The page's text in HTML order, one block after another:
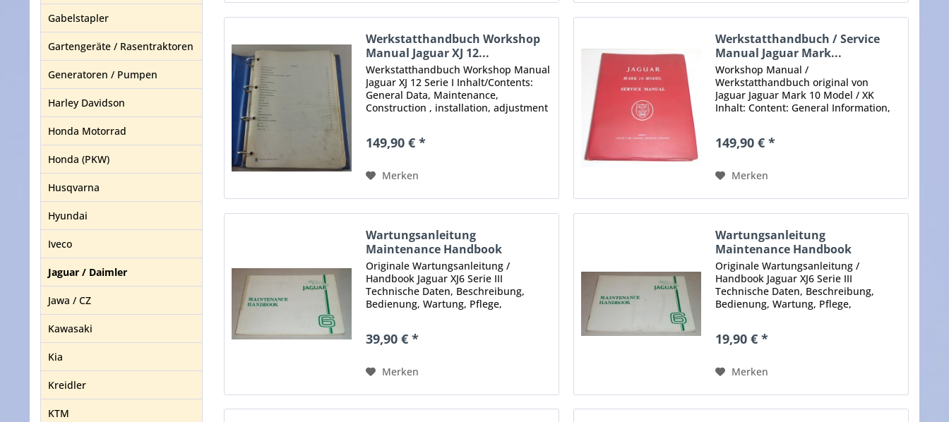
Gabelstapler
Gartengeräte / Rasentraktoren
Generatoren / Pumpen
Harley Davidson
Honda Motorrad
Honda (PKW)
Husqvarna
Hyundai
Iveco
Jaguar / Daimler
Jawa / CZ
Kawasaki
Kia
Kreidler
KTM
Werkstatthandbuch Workshop
Manual Jaguar XJ 12...
Werkstatthandbuch Workshop Manual
Jaguar XJ 12 Serie I Inhalt/Contents:
General Data, Maintenance,
Construction , installation, adjustment
Exhaust System -Propeller and...
149,90 € *
Merken
Werkstatthandbuch / Service
Manual Jaguar Mark...
Workshop Manual /
Werkstatthandbuch original von
Jaguar Jaguar Mark 10 Model / XK
Inhalt: Content: General Information,
Transmission, Brakes..... etc.
149,90 € *
Merken
Wartungsanleitung
Maintenance Handbook
Jaguar...
Originale Wartungsanleitung /
Handbook Jaguar XJ6 Serie III
Technische Daten, Beschreibung,
Bedienung, Wartung, Pflege,
maintenance, care, useful advices,
39,90 € *
Merken
Wartungsanleitung
Maintenance Handbook
Jaguar...
Originale Wartungsanleitung /
Handbook Jaguar XJ6 Serie III
Technische Daten, Beschreibung,
Bedienung, Wartung, Pflege,
maintenance, care, useful advices,
19,90 € *
Merken